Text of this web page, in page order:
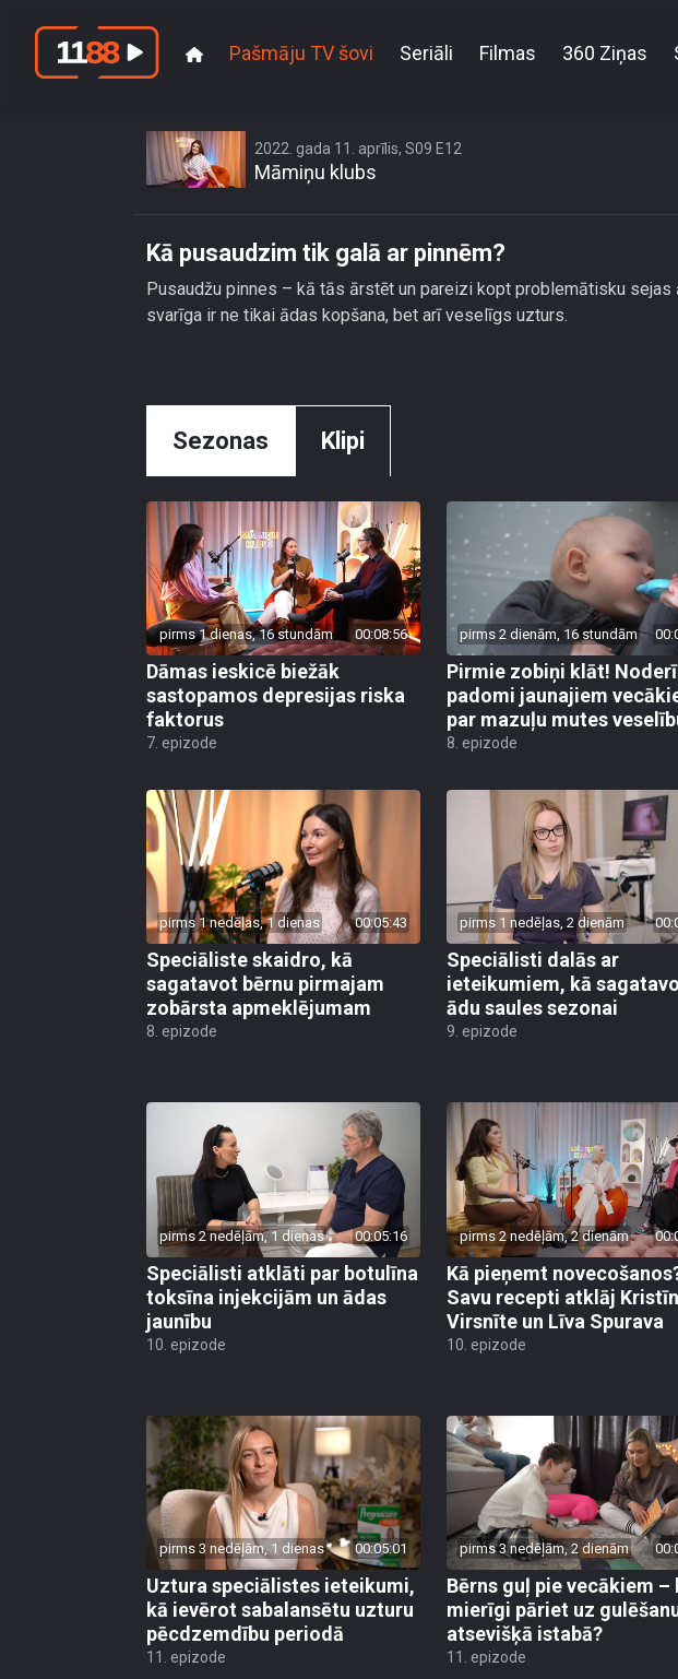
Pašmāju TV šovi Seriāli Filmas 360 Ziņas
2022. gada 11. aprīlis, S09 E12
Māmiņu klubs
Kā pusaudzim tik galā ar pinnēm?
Pusaudžu pinnes – kā tās ārstēt un pareizi kopt problemātisku sejas
svarīga ir ne tikai ādas kopšana, bet arī veselīgs uzturs.
Sezonas Klipi
pirms 1 dienas, 16 stundām 00:08:56
Dāmas ieskicē biežāk
sastopamos depresijas riska
faktorus
7. epizode
pirms 2 dienām, 16 stundām
Pirmie zobiņi klāt!
padomi jaunajiem
par mazuļu mutes
8. epizode
pirms 1 nedēļas, 1 dienas 00:05:43
Speciāliste skaidro, kā
sagatavot bērnu pirmajam
zobārsta apmeklējumam
8. epizode
pirms 1 nedēļas, 2 dienām
Speciālisti dalās ar
ieteikumiem, kā
ādu saules sezonai
9. epizode
pirms 2 nedēļām, 1 dienas 00:05:16
Speciālisti atklāti par botulīna
toksīna injekcijām un ādas
jaunību
10. epizode
pirms 2 nedēļām, 2 dienām
Kā pieņemt
Savu recepti atklāj
Virsnīte un Līva Spurava
10. epizode
pirms 3 nedēļām, 1 dienas 00:05:01
Uztura speciālistes ieteikumi,
kā ievērot sabalansētu uzturu
pēcdzemdību periodā
11. epizode
pirms 3 nedēļām, 2 dienām
Bērns guļ pie vecākiem –
mierīgi pāriet uz
atsevišķā istabā?
11. epizode